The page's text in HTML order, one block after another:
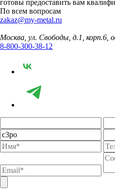
готовы предоставить вам
По всем вопросам
zakaz@my-metal.ru
Москва, ул. Свободы, д.1, корп.6,
8-800-300-38-12